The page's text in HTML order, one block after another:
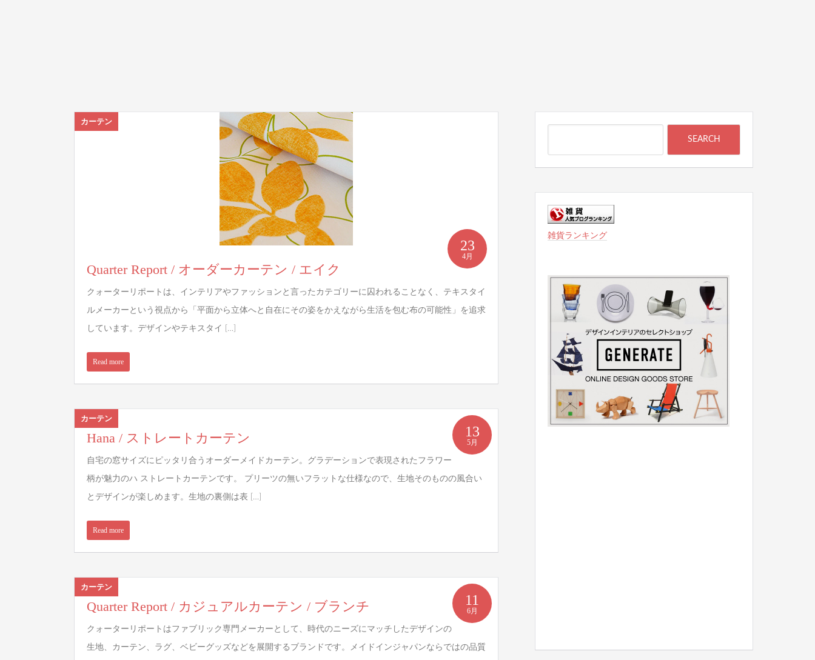
カーテン
23
4月
Quarter Report / オーダーカーテン / エイク
クォーターリポートは、インテリアやファッションと言ったカテゴリーに囚われることなく、テキスタイ
ルメーカーという視点から「平面から立体へと自在にその姿をかえながら生活を包む布の可能性」を追求
しています。デザインやテキスタイ […]
Read more
カーテン
13
5月
Hana / ストレートカーテン
自宅の窓サイズにピッタリ合うオーダーメイドカーテン。グラデーションで表現されたフラワー
柄が魅力のハ ストレートカーテンです。 プリーツの無いフラットな仕様なので、生地そのものの風合い
とデザインが楽しめます。生地の裏側は表 […]
Read more
カーテン
11
6月
Quarter Report / カジュアルカーテン / ブランチ
クォーターリポートはファブリック専門メーカーとして、時代のニーズにマッチしたデザインの
生地、カーテン、ラグ、ベビーグッズなどを展開するブランドです。メイドインジャパンならではの品質
雑貨ランキング